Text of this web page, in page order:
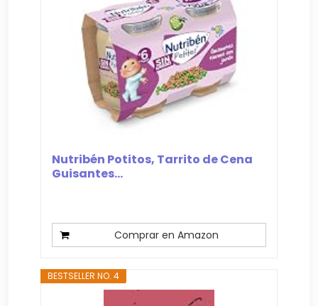
Nutribén Potitos, Tarrito de Cena
Guisantes...
Comprar en Amazon
BESTSELLER NO. 4